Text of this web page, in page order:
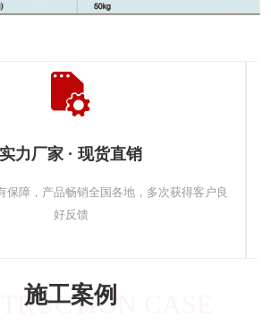
实力厂家 · 现货直销
保障，产品畅销全国各地，多次获得客户良
好反馈
施工案例 CASE